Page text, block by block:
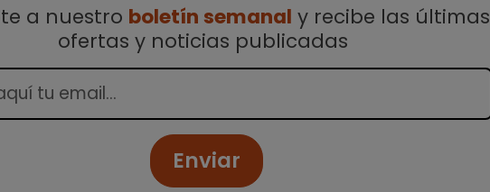
a nuestro boletín semanal y recibe las últimas
ofertas y noticias publicadas
Enviar